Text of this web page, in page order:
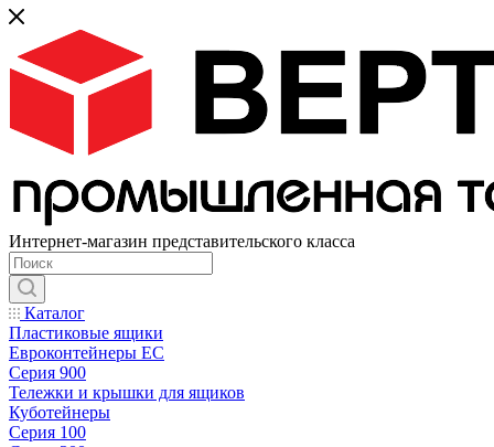
Интернет-магазин представительского класса
Каталог
Пластиковые ящики
Евроконтейнеры ЕС
Серия 900
Тележки и крышки для ящиков
Куботейнеры
Серия 100